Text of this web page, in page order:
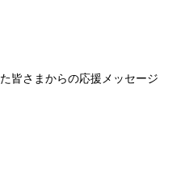
皆さまからの応援メッセージ